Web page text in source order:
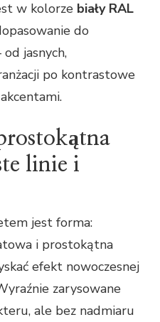
w kolorze biały RAL
do
jasnych,
po kontrastowe
linie i
jest forma:
i prostokątna
efekt nowoczesnej
zarysowane
ale bez nadmiaru